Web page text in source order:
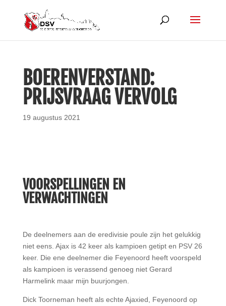
BOERENVERSTAND:
PRIJSVRAAG VERVOLG
19 augustus 2021
VOORSPELLINGEN EN
VERWACHTINGEN
De deelnemers aan de eredivisie poule zijn het gelukkig
niet eens. Ajax is 42 keer als kampioen getipt en PSV 26
keer. Die ene deelnemer die Feyenoord heeft voorspeld
als kampioen is verassend genoeg niet Gerard
Harmelink maar mijn buurjongen.
Dick Toorneman heeft als echte Ajaxied, Feyenoord op